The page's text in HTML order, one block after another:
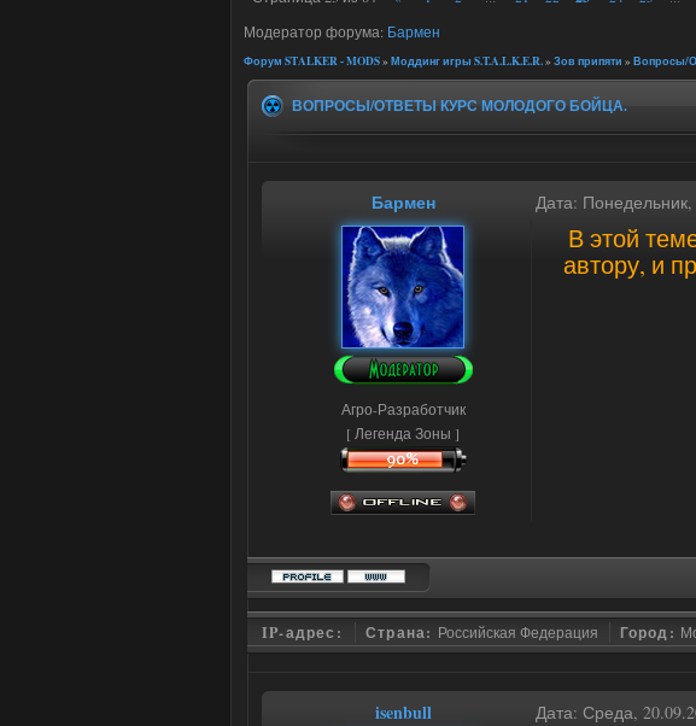
Модератор форума: Бармен
Форум STALKER - MODS» Моддинг игры S.T.A.L.K.E.R.» Зов припяти » Вопросы/
ВОПРОСЫ/ОТВЕТЫ КУРС МОЛОДОГО БОЙЦА.
Бармен Дата:
Агро-Разработчик
[ Легенда Зоны ]
В этой
автору, и
IP-адрес: Страна: Российская Федерация Город:
isenbull Дата: Среда,